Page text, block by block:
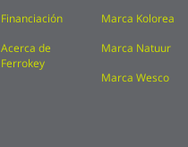
Financiación
Acerca de
Ferrokey
Marca Kolorea
Marca Natuur
Marca Wesco